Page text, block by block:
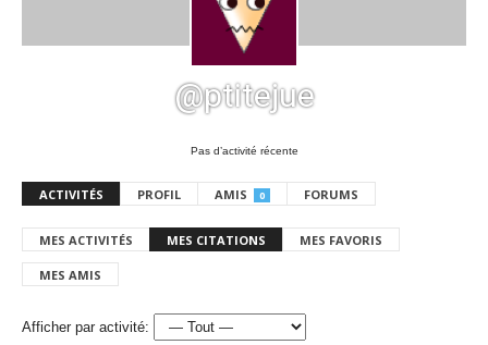
@ptitejue
Pas d’activité récente
ACTIVITÉS PROFIL AMIS 0 FORUMS
MES ACTIVITÉS MES CITATIONS MES FAVORIS
MES AMIS
Afficher par activité: